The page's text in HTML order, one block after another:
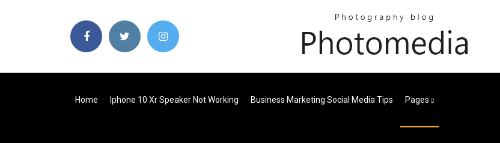
Home Iphone 10 Xr Speaker Not Working Business Marketing Social Media Tips Pages